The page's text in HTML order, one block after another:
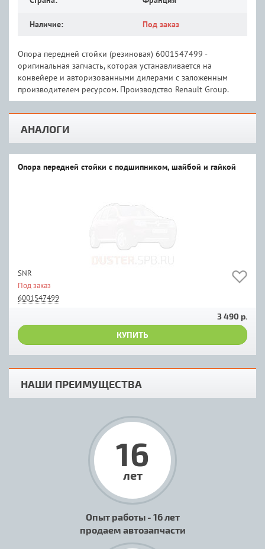
Наличие: Под заказ
Опора передней стойки (резиновая) 6001547499 -
оригинальная запчасть, которая устанавливается на
конвейере и авторизованными дилерами с заложенным
производителем ресурсом. Производство Renault Group.
АНАЛОГИ
Опора передней стойки c подшипником, шайбой и гайкой
SNR
Под заказ
6001547499
3 490 р.
КУПИТЬ
НАШИ ПРЕИМУЩЕСТВА
16
лет
Опыт работы - 16 лет
продаем автозапчасти